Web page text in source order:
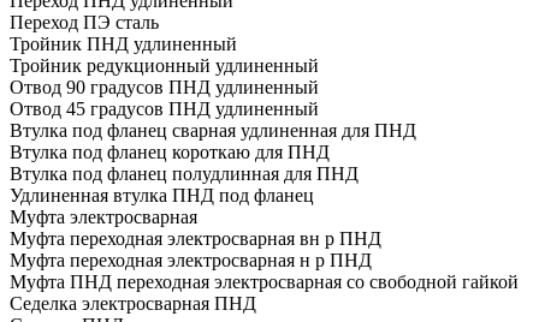
Переход ПЭ сталь
Тройник ПНД удлиненный
Тройник редукционный удлиненный
Отвод 90 градусов ПНД удлиненный
Отвод 45 градусов ПНД удлиненный
Втулка под фланец сварная удлиненная для ПНД
Втулка под фланец короткаю для ПНД
Втулка под фланец полудлинная для ПНД
Удлиненная втулка ПНД под фланец
Муфта электросварная
Муфта переходная электросварная вн р ПНД
Муфта переходная электросварная н р ПНД
Муфта ПНД переходная электросварная со свободной гайкой
Седелка электросварная ПНД